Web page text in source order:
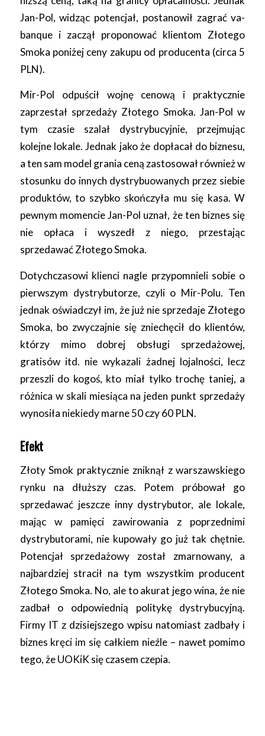
Jan-Pol, widząc potencjał, postanowił zagrać va-
banque i zaczął proponować klientom Złotego
Smoka poniżej ceny zakupu od producenta (circa 5
PLN).
Mir-Pol odpuścił wojnę cenową i praktycznie
zaprzestał sprzedaży Złotego Smoka. Jan-Pol w
tym czasie szalał dystrybucyjnie, przejmując
kolejne lokale. Jednak jako że dopłacał do biznesu,
a ten sam model grania ceną zastosował również w
stosunku do innych dystrybuowanych przez siebie
produktów, to szybko skończyła mu się kasa. W
pewnym momencie Jan-Pol uznał, że ten biznes się
nie opłaca i wyszedł z niego, przestając
sprzedawać Złotego Smoka.
Dotychczasowi klienci nagle przypomnieli sobie o
pierwszym dystrybutorze, czyli o Mir-Polu. Ten
jednak oświadczył im, że już nie sprzedaje Złotego
Smoka, bo zwyczajnie się zniechęcił do klientów,
którzy mimo dobrej obsługi sprzedażowej,
gratisów itd. nie wykazali żadnej lojalności, lecz
przeszli do kogoś, kto miał tylko trochę taniej, a
różnica w skali miesiąca na jeden punkt sprzedaży
wynosiła niekiedy marne 50 czy 60 PLN.
Efekt
Złoty Smok praktycznie zniknął z warszawskiego
rynku na dłuższy czas. Potem próbował go
sprzedawać jeszcze inny dystrybutor, ale lokale,
mając w pamięci zawirowania z poprzednimi
dystrybutorami, nie kupowały go już tak chętnie.
Potencjał sprzedażowy został zmarnowany, a
najbardziej stracił na tym wszystkim producent
Złotego Smoka. No, ale to akurat jego wina, że nie
zadbał o odpowiednią politykę dystrybucyjną.
Firmy IT z dzisiejszego wpisu natomiast zadbały i
biznes kręci im się całkiem nieźle – nawet pomimo
tego, że UOKiK się czasem czepia.